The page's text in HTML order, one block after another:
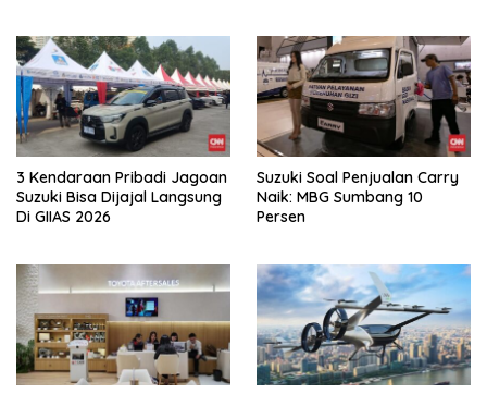
3 Kendaraan Pribadi Jagoan
Suzuki Bisa Dijajal Langsung
Di GIIAS 2026
Suzuki Soal Penjualan Carry
Naik: MBG Sumbang 10
Persen